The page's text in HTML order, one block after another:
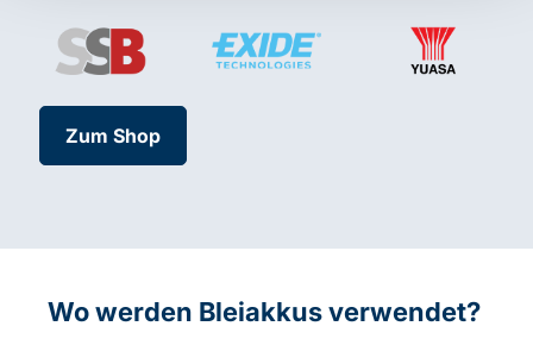
Zum Shop
Wo werden Bleiakkus verwendet?